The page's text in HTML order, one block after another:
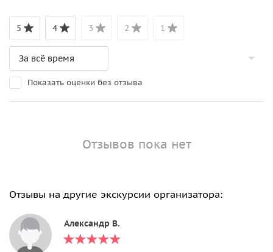
5 4 3 2 1
Показать оценки без отзыва
Отзывов пока нет
Отзывы на другие экскурсии организатора:
Александр В.